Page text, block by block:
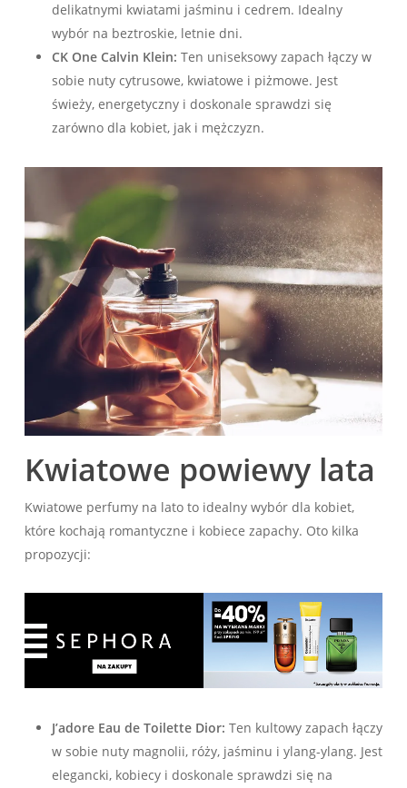
delikatnymi kwiatami jaśminu i cedrem. Idealny
wybór na beztroskie, letnie dni.
CK One Calvin Klein: Ten uniseksowy zapach łączy w
sobie nuty cytrusowe, kwiatowe i piżmowe. Jest
świeży, energetyczny i doskonale sprawdzi się
zarówno dla kobiet, jak i mężczyzn.
Kwiatowe powiewy lata
Kwiatowe perfumy na lato to idealny wybór dla kobiet,
które kochają romantyczne i kobiece zapachy. Oto kilka
propozycji:
J’adore Eau de Toilette Dior: Ten kultowy zapach łączy
w sobie nuty magnolii, róży, jaśminu i ylang-ylang. Jest
elegancki, kobiecy i doskonale sprawdzi się na